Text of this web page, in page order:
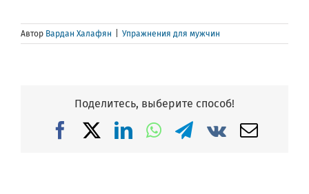
Автор Вардан Халафян Упражнения для мужчин
Поделитесь, выберите способ!
FacebookLinkedIn
WhatsApp
Telegram
Vk Email